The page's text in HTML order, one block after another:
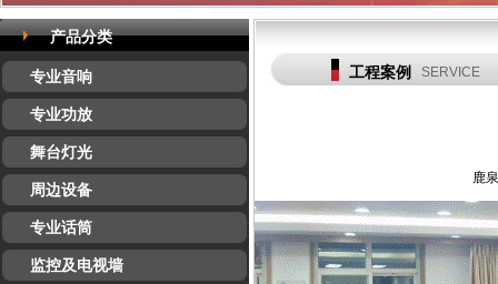
产品分类
专业音响
专业功放
舞台灯光
周边设备
专业话筒
监控及电视墙
工程案例 SERVICE
鹿